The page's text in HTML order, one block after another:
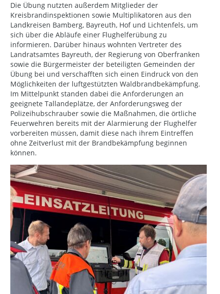
Die Übung nutzten außerdem Mitglieder der
Kreisbrandinspektionen sowie Multiplikatoren aus den
Landkreisen Bamberg, Bayreuth, Hof und Lichtenfels, um
sich über die Abläufe einer Flughelferübung zu
informieren. Darüber hinaus wohnten Vertreter des
Landratsamtes Bayreuth, der Regierung von Oberfranken
sowie die Bürgermeister der beteiligten Gemeinden der
Übung bei und verschafften sich einen Eindruck von den
Möglichkeiten der luftgestützten Waldbrandbekämpfung.
Im Mittelpunkt standen dabei die Anforderungen an
geeignete Tallandeplätze, der Anforderungsweg der
Polizeihubschrauber sowie die Maßnahmen, die örtliche
Feuerwehren bereits mit der Alarmierung der Flughelfer
vorbereiten müssen, damit diese nach ihrem Eintreffen
ohne Zeitverlust mit der Brandbekämpfung beginnen
können.